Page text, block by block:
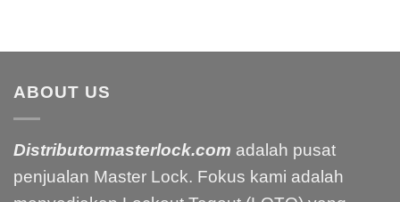
ABOUT US
Distributormasterlock.com adalah pusat
penjualan Master Lock. Fokus kami adalah